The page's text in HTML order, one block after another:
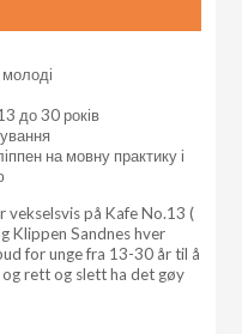
до 30 років
на мовну практику і
vekselsvis på Kafe No.13 (
Klippen Sandnes hver
for unge fra 13-30 år til å
rett og slett ha det gøy